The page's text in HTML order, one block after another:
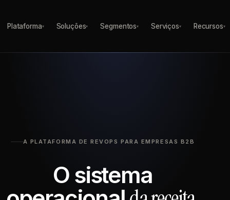
Plataforma▾ Soluções▾ Segmentos▾ Serviços▾ Recursos▾
A PLATAFORMA DE REVOPS PARA EMPRESAS B2B
O sistema